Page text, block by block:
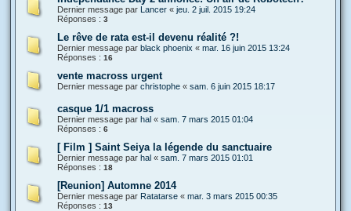
Dernier message par Lancer « jeu. 2 juil. 2015 19:24
Réponses : 3
Le rêve de rata est-il devenu réalité ?!
Dernier message par black phoenix « mar. 16 juin 2015 13:24
Réponses : 16
vente macross urgent
Dernier message par christophe « sam. 6 juin 2015 18:17
casque 1/1 macross
Dernier message par hal « sam. 7 mars 2015 01:04
Réponses : 6
[ Film ] Saint Seiya la légende du sanctuaire
Dernier message par hal « sam. 7 mars 2015 01:01
Réponses : 18
[Reunion] Automne 2014
Dernier message par Ratatarse « mar. 3 mars 2015 00:35
Réponses : 13